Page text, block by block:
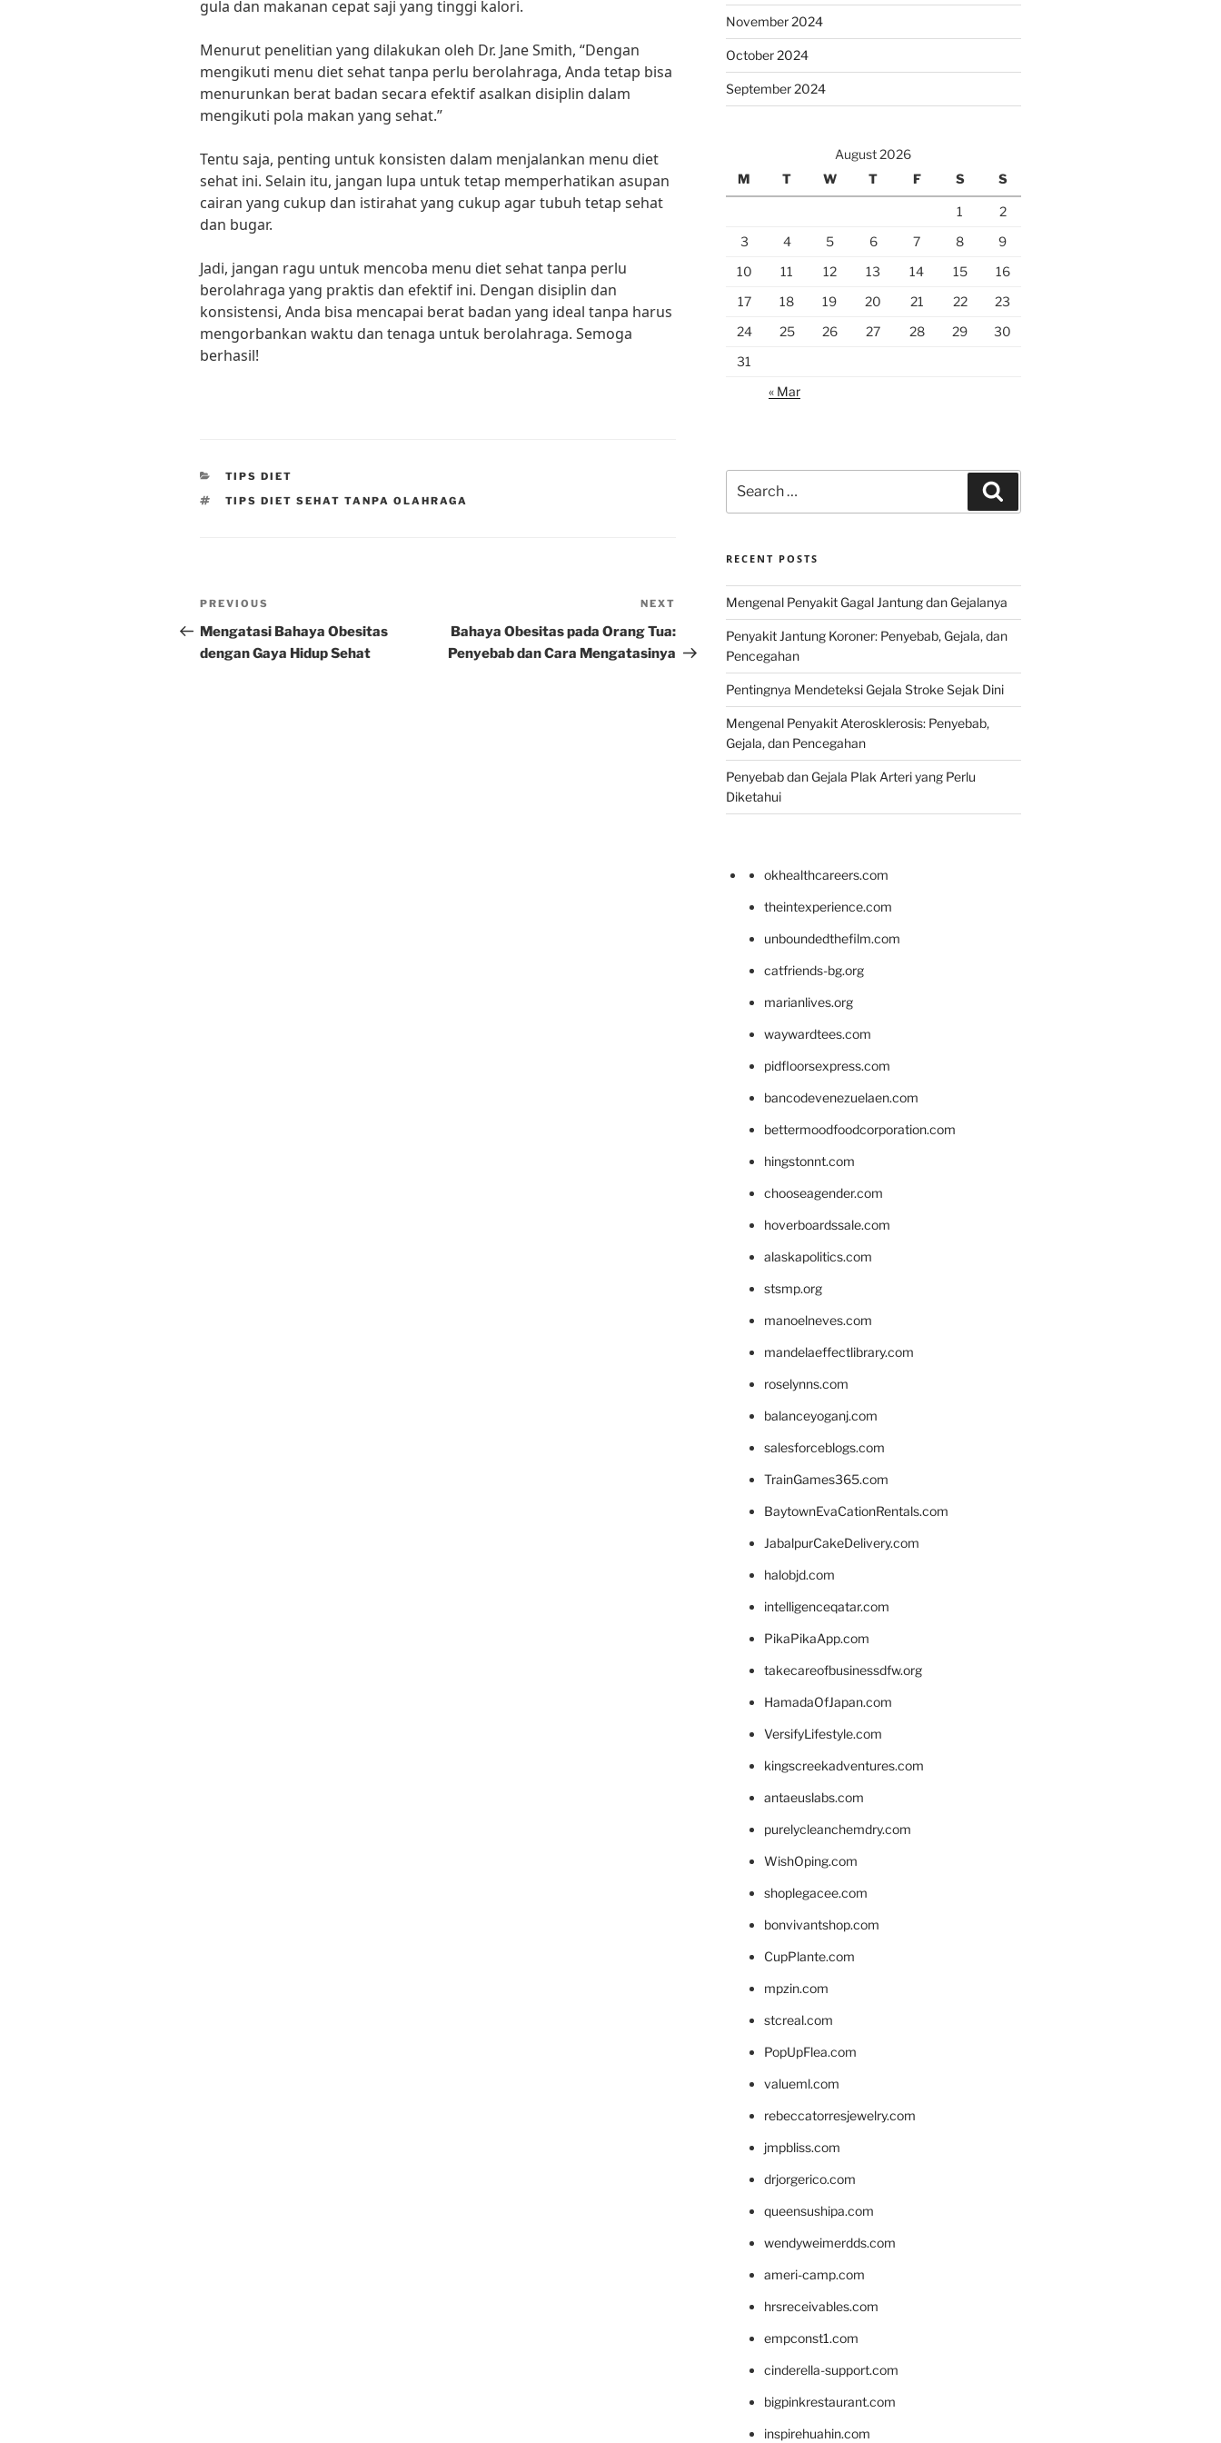
gula dan makanan cepat saji yang tinggi kalori.
Menurut penelitian yang dilakukan oleh Dr. Jane Smith, “Dengan
mengikuti menu diet sehat tanpa perlu berolahraga, Anda tetap bisa
menurunkan berat badan secara efektif asalkan disiplin dalam
mengikuti pola makan yang sehat.”
Tentu saja, penting untuk konsisten dalam menjalankan menu diet
sehat ini. Selain itu, jangan lupa untuk tetap memperhatikan asupan
cairan yang cukup dan istirahat yang cukup agar tubuh tetap sehat
dan bugar.
Jadi, jangan ragu untuk mencoba menu diet sehat tanpa perlu
berolahraga yang praktis dan efektif ini. Dengan disiplin dan
konsistensi, Anda bisa mencapai berat badan yang ideal tanpa harus
mengorbankan waktu dan tenaga untuk berolahraga. Semoga
berhasil!
CATEGORIES
TIPS DIET
TAGS
TIPS DIET SEHAT TANPA OLAHRAGA
Post
navigation
Previous
Post
PREVIOUS
Mengatasi Bahaya Obesitas
dengan Gaya Hidup Sehat
Post
NEXT
Bahaya Obesitas pada Orang Tua:
Penyebab dan Cara Mengatasinya
November 2024
October 2024
September 2024
August 2026
M
T W T F S S
1
2
3
4 5 6 7 8
9
10
11 12 13 14 15
16
17
18 19 20 21 22
23
24
25 26 27 28 29
30
31
« Mar
for:
RECENT POSTS
Mengenal Penyakit Gagal Jantung dan Gejalanya
Penyakit Jantung Koroner: Penyebab, Gejala, dan
Pencegahan
Pentingnya Mendeteksi Gejala Stroke Sejak Dini
Mengenal Penyakit Aterosklerosis: Penyebab,
Gejala, dan Pencegahan
Penyebab dan Gejala Plak Arteri yang Perlu
Diketahui
okhealthcareers.com
theintexperience.com
unboundedthefilm.com
catfriends-bg.org
marianlives.org
waywardtees.com
pidfloorsexpress.com
bancodevenezuelaen.com
bettermoodfoodcorporation.com
hingstonnt.com
chooseagender.com
hoverboardssale.com
alaskapolitics.com
stsmp.org
manoelneves.com
mandelaeffectlibrary.com
roselynns.com
balanceyoganj.com
salesforceblogs.com
TrainGames365.com
BaytownEvaCationRentals.com
JabalpurCakeDelivery.com
halobjd.com
intelligenceqatar.com
PikaPikaApp.com
takecareofbusinessdfw.org
HamadaOfJapan.com
VersifyLifestyle.com
kingscreekadventures.com
antaeuslabs.com
purelycleanchemdry.com
WishOping.com
shoplegacee.com
bonvivantshop.com
CupPlante.com
mpzin.com
stcreal.com
PopUpFlea.com
valueml.com
rebeccatorresjewelry.com
jmpbliss.com
drjorgerico.com
queensushipa.com
wendyweimerdds.com
ameri-camp.com
hrsreceivables.com
empconst1.com
cinderella-support.com
bigpinkrestaurant.com
inspirehuahin.com